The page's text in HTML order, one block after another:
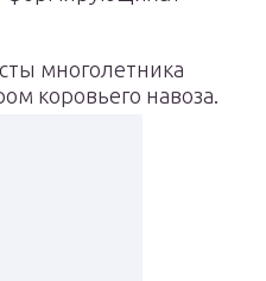
многолетника
коровьего навоза.